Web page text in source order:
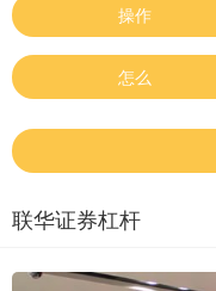
操作
怎么
联华证券杠杆